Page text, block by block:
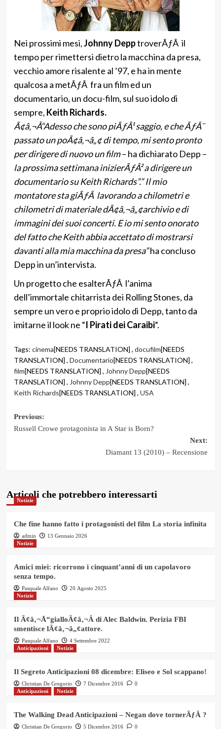
Nei prossimi mesi,Johnny DepptroverÃƒÂ il
tempo per rimettersi dietro la macchina da presa,
vecchio amore risalente al ’97, e ha in mente
qualcosa a metÃƒÂ fra un film ed un
documentario, un docu-film, sul suo idolo di
sempre, Keith Richards.
Ã¢â‚¬Å“Adesso che sono piÃƒÂ¹ saggio, e che ÃƒÂ¨
passato un poÃ¢â‚¬â„¢ di tempo, mi sento pronto
per dirigere di nuovo un film– ha dichiarato Depp –
la prossima settimana inizierÃƒÂ² a dirigere un
documentario su Keith Richards”.” Il mio
montatore sta giÃƒÂ lavorando a chilometri e
chilometri di materiale dÃ¢â‚¬â„¢archivio e di
immagini dei suoi concerti. E io mi sento onorato
del fatto che Keith abbia accettato di mostrarsi
davanti alla mia macchina da presa”ha concluso
Depp in un’intervista.
Un progetto che esalterÃƒÂ l’anima
dell’immortale chitarrista dei Rolling Stones, da
sempre un vero e proprio idolo di Depp, tanto da
imitarne il look ne “I Pirati dei Caraibi“.
Tags: cinema[NEEDS TRANSLATION] , docufilm[NEEDS
TRANSLATION] , Documentario[NEEDS TRANSLATION] ,
film[NEEDS TRANSLATION] , Johnny Depp[NEEDS
TRANSLATION] , Johnny Depp[NEEDS TRANSLATION] ,
Keith Richards[NEEDS TRANSLATION] , USA
Post
Previous:
Russell Crowe protagonista in A Star is Born?
Next:
Diamant 13 (2010) – Recensione
Articoli che potrebbero interessarti
Notizie
Che fine hanno fatto i protagonisti del film La storia infinita
admin
13 Gennaio 2026
Notizie
Amici miei: ricorrono i cinquant’anni di un capolavoro
senza tempo.
Pasquale Alfano
20 Agosto 2025
Notizie
Il Ã¢â‚¬Å“gialloÃ¢â‚¬Â di Alec Baldwin. Perizia FBI
smentisce lÃ¢â‚¬â„¢attore.
Pasquale Alfano
4 Settembre 2022
Anticipazioni
Notizie
Il Segreto Anticipazioni 08 dicembre: Eliseo e Sol scappano!
Christian De Gregorio 7 Dicembre 2016
0
Anticipazioni
Notizie
The Walking Dead Anticipazioni – Negan dove tornerÃƒÂ ?
Christian De Gregorio 5 Dicembre 2016 0